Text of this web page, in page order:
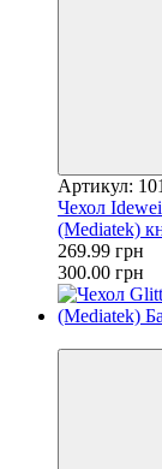
Артикул:
Чехол
(Mediatek)
269.99 грн
300.00 грн